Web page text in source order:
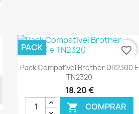
€ ONLINE
Ver+
Pack Compatível Brother DR2300 E
TN2320
18,20 €
 COMPRAR
PACK favorite_border